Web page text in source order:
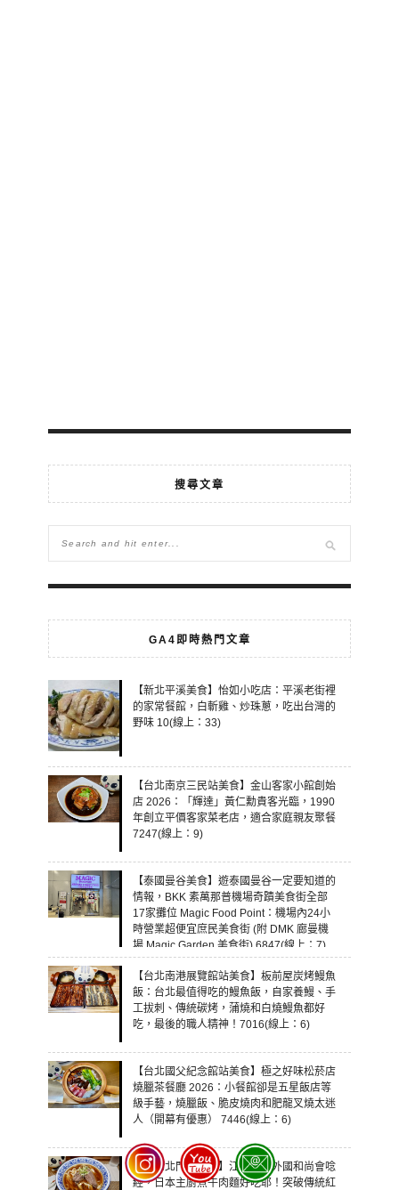
搜尋文章
GA4即時熱門文章
【新北平溪美食】怡如小吃店：平溪老街裡
的家常餐館，白斬雞、炒珠蔥，吃出台灣的
野味 10(線上：33)
【台北南京三民站美食】金山客家小館創始
店 2026：「輝達」黃仁勳貴客光臨，1990
年創立平價客家菜老店，適合家庭親友聚餐
7247(線上：9)
【泰國曼谷美食】遊泰國曼谷一定要知道的
情報，BKK 素萬那普機場奇蹟美食街全部
17家攤位 Magic Food Point：機場內24小
時營業超便宜庶民美食街 (附 DMK 廊曼機
場 Magic Garden 美食街) 6847(線上：7)
【台北南港展覽館站美食】板前屋炭烤鰻魚
飯：台北最值得吃的鰻魚飯，自家養鰻、手
工拔刺、傳統碳烤，蒲燒和白燒鰻魚都好
吃，最後的職人精神！7016(線上：6)
【台北國父紀念館站美食】極之好味松菸店
燒臘茶餐廳 2026：小餐館卻是五星飯店等
級手藝，燒臘飯、脆皮燒肉和肥龍叉燒太迷
人（開幕有優惠） 7446(線上：6)
【台北北門站美食】江牛樓：外國和尚會唸
經，日本主廚煮牛肉麵好吃耶！突破傳統紅